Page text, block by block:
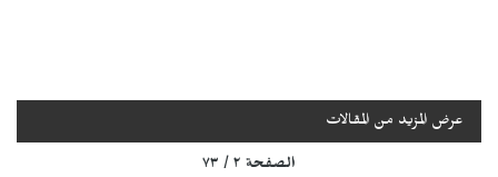
عرض المزيد من المقالات
الصفحة ٢ / ٧٣